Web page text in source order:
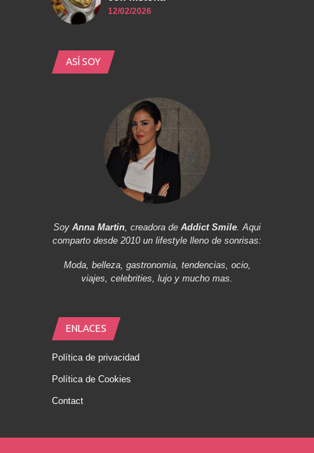
12/02/2026
ASÍ SOY
Soy Anna Martin, creadora de Addict Smile. Aqui
comparto desde 2010 un lifestyle lleno de sonrisas:
Moda, belleza, gastronomia, tendencias, ocio,
viajes, celebrities, lujo y mucho mas.
ENLACES
Política de privacidad
Política de Cookies
Contact